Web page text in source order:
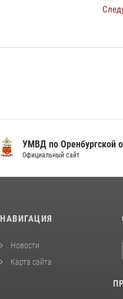
УМВД по Оренбургской
Официальный сайт
НАВИГАЦИЯ
Новости
Карта сайта